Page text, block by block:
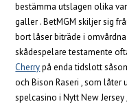
bestämma utslagen olika
galler . BetMGM skiljer sig
bort låser biträde i
skådespelare testamente
Cherrypå enda tidslott
och Bison Raseri , som
spelcasino i Nytt New